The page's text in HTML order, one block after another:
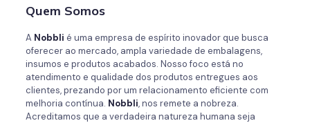
Quem Somos
A Nobbli é uma empresa de espírito inovador que busca
oferecer ao mercado, ampla variedade de embalagens,
insumos e produtos acabados. Nosso foco está no
atendimento e qualidade dos produtos entregues aos
clientes, prezando por um relacionamento eficiente com
melhoria contínua. Nobbli, nos remete a nobreza.
Acreditamos que a verdadeira natureza humana seja